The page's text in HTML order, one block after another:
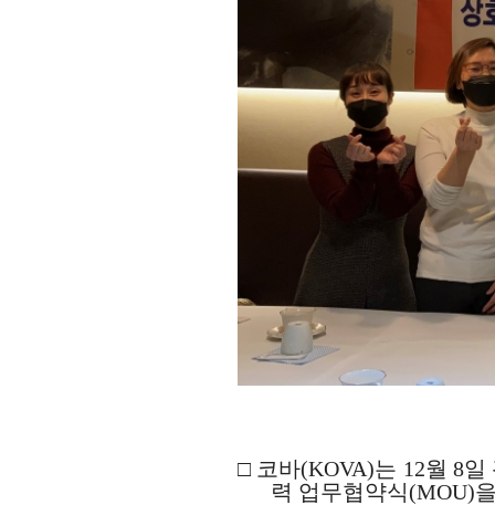
□ 코바(KOVA)는 12월 8일
력 업무협약식(MOU)